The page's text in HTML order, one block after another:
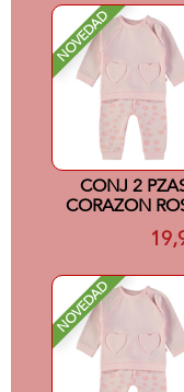
NOVEDAD
CONJ 2
CORAZON
NOVEDAD